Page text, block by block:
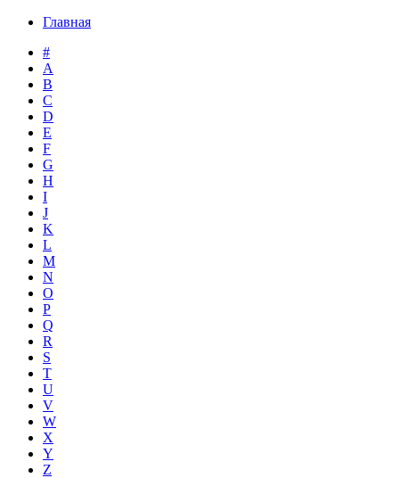
Главная
#
A
B
C
D
E
F
G
H
I
J
K
L
M
N
O
P
Q
R
S
T
U
V
W
X
Y
Z